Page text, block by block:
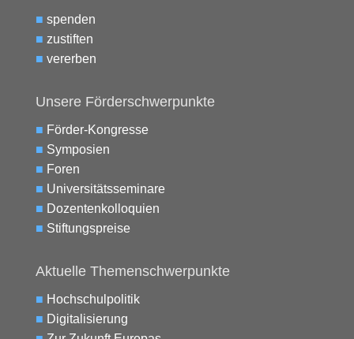
■ spenden
■ zustiften
■ vererben
Unsere Förderschwerpunkte
■ Förder-Kongresse
■ Symposien
■ Foren
■ Universitätsseminare
■ Dozentenkolloquien
■ Stiftungspreise
Aktuelle Themenschwerpunkte
■ Hochschulpolitik
■ Digitalisierung